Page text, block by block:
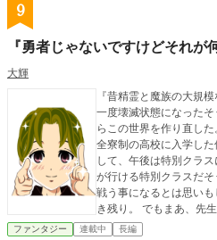
9
『勇者じゃないですけどそれが
大輝
『昔精霊と魔族の大規
一度壊滅状態になったそうだ。 その後生き残っ
らこの世界を作り直した。
全寮制の高校に入学し
して、午後は特別クラスに連れ
が行ける特別クラスだそうだが… ここでス
戦う事になるとは思いもしなかった。
き残り。 でもまあ、先生が美人だから良いか』 今回もまたノ
ロノロ、ノロノロ更新は亀さん
ファンタジー 連載中 長編